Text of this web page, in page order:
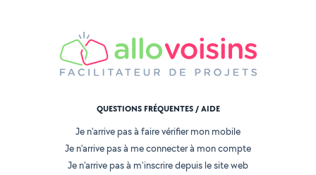
QUESTIONS FRÉQUENTES / AIDE
Je n'arrive pas à faire vérifier mon mobile
Je n'arrive pas à me connecter à mon compte
Je n'arrive pas à m'inscrire depuis le site web